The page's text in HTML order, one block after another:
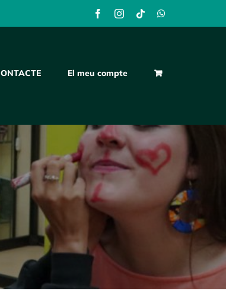
FacebookInstagram
TiktokWhatsApp
El meu compte